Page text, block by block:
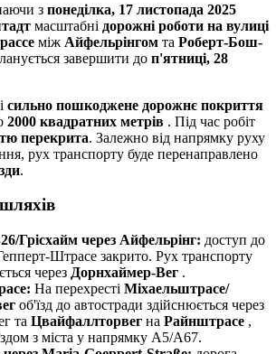
з понеділка, 17 листопада 2025
масштабні дорожні роботи на вулиці
між Айфельрінгом та Роберт-Бош-
завершити до п'ятниці, 28
сильно пошкоджене дорожнє покриття
2000 квадратних метрів . Під час робіт
перекрита. Залежно від напрямку руху
рух транспорту буде перенаправлено
.
Грісхайм через Айфельрінг: доступ до
Штрасе закрито. Рух транспорту
через Дорнхаймер-Вег .
На перехресті Міхаельштрасе/
об'їзд до автостради здійснюється через
та Цвайфаллторвег на Райнштрасе ,
з міста у напрямку A5/A67.